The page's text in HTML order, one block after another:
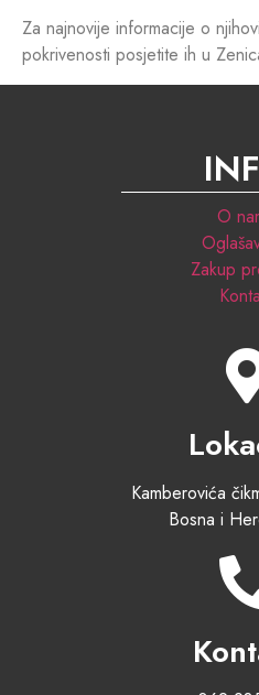
Za najnovije informacije o
pokrivenosti posjetite ih u
O
Zakup
Kamberovića
Bosna i